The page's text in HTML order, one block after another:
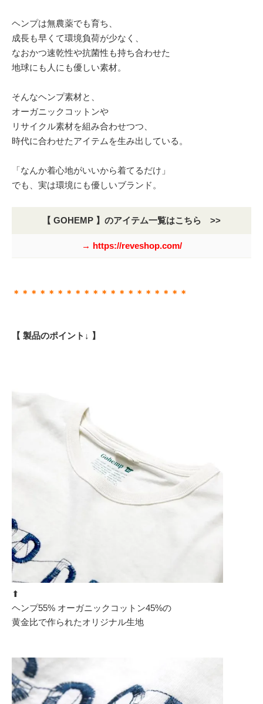
ヘンプは無農薬でも育ち、
成長も早くて環境負荷が少なく、
なおかつ速乾性や抗菌性も持ち合わせた
地球にも人にも優しい素材。
そんなヘンプ素材と、
オーガニックコットンや
リサイクル素材を組み合わせつつ、
時代に合わせたアイテムを生み出している。
「なんか着心地がいいから着てるだけ」
でも、実は環境にも優しいブランド。
【 GOHEMP 】のアイテム一覧はこちら >>
→ https://reveshop.com/
＊＊＊＊＊＊＊＊＊＊＊＊＊＊＊＊＊＊＊＊
【 製品のポイント↓ 】
⬆︎
ヘンプ55% オーガニックコットン45%の
黄金比で作られたオリジナル生地